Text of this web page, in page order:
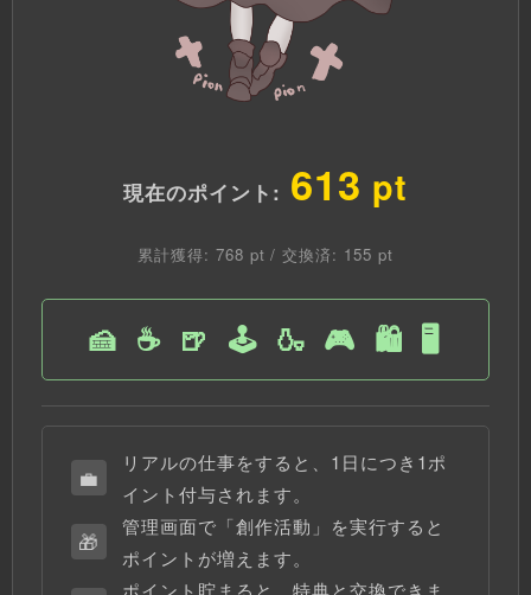
現在のポイント: 613 pt
累計獲得: 768 pt / 交換済: 155 pt
🍰 ☕ 🍺 🕹️ 🍶 🎮 🛍️ 🖥️
💼
リアルの仕事をすると、1日につき1ポ
イント付与されます。
🎁
管理画面で「創作活動」を実行すると
ポイントが増えます。
ポイント貯まると、特典と交換できま